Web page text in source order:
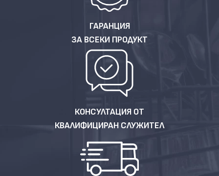
ГАРАНЦИЯ
ЗА ВСЕКИ ПРОДУКТ
КОНСУЛТАЦИЯ ОТ
КВАЛИФИЦИРАН СЛУЖИТЕЛ